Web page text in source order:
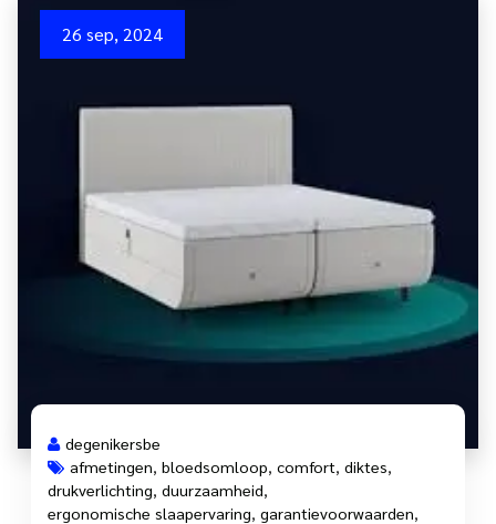
26 sep, 2024
degenikersbe
afmetingen bloedsomloop comfort diktes
drukverlichting duurzaamheid
ergonomische slaapervaring garantievoorwaarden